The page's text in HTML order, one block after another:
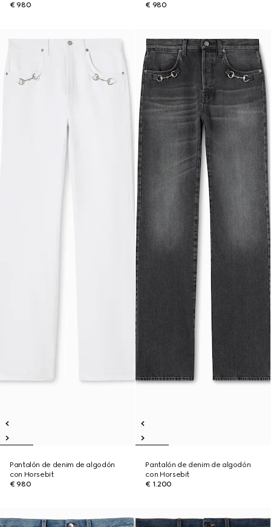
€ 980
€ 980
Pantalón de denim de algodón
con Horsebit
€ 980
Pantalón de denim de algodón
con Horsebit
€ 1.200